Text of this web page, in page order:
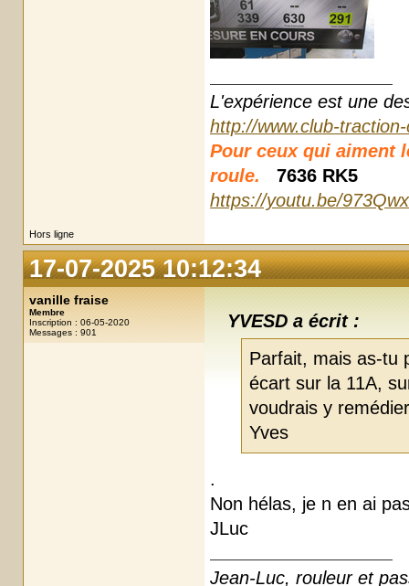
L'expérience est une
http://www.club-
Pour ceux qui aiment
roule.
7636 RK5
https://youtu.be/
Hors ligne
17-07-2025 10:12:34
vanille fraise
Membre
Inscription : 06-05-2020
Messages : 901
YVESD a écrit :
Parfait, mais as-tu
écart sur la 11A,
voudrais y
Yves
.
Non hélas, je n en ai
JLuc
Jean-Luc, rouleur et